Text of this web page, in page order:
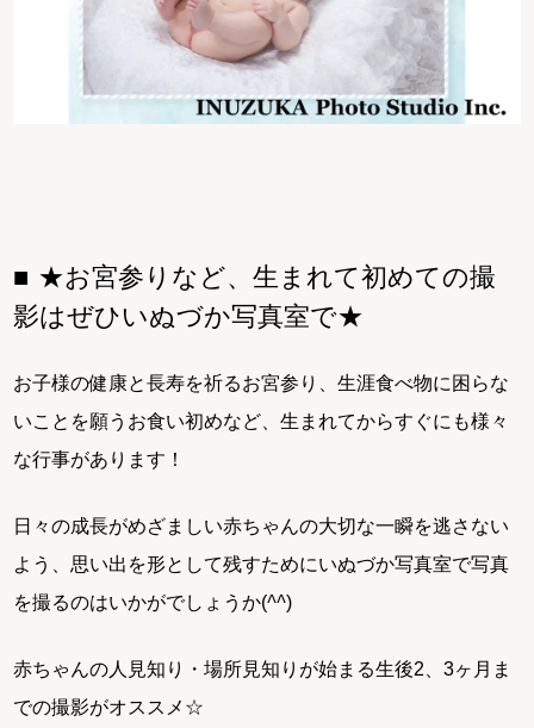
★お宮参りなど、生まれて初めての撮
影はぜひいぬづか写真室で★
お子様の健康と長寿を祈るお宮参り、生涯食べ物に困らな
いことを願うお食い初めなど、生まれてからすぐにも様々
な行事があります！
日々の成長がめざましい赤ちゃんの大切な一瞬を逃さない
よう、思い出を形として残すためにいぬづか写真室で写真
を撮るのはいかがでしょうか(^^)
赤ちゃんの人見知り・場所見知りが始まる生後2、3ヶ月ま
での撮影がオススメ☆